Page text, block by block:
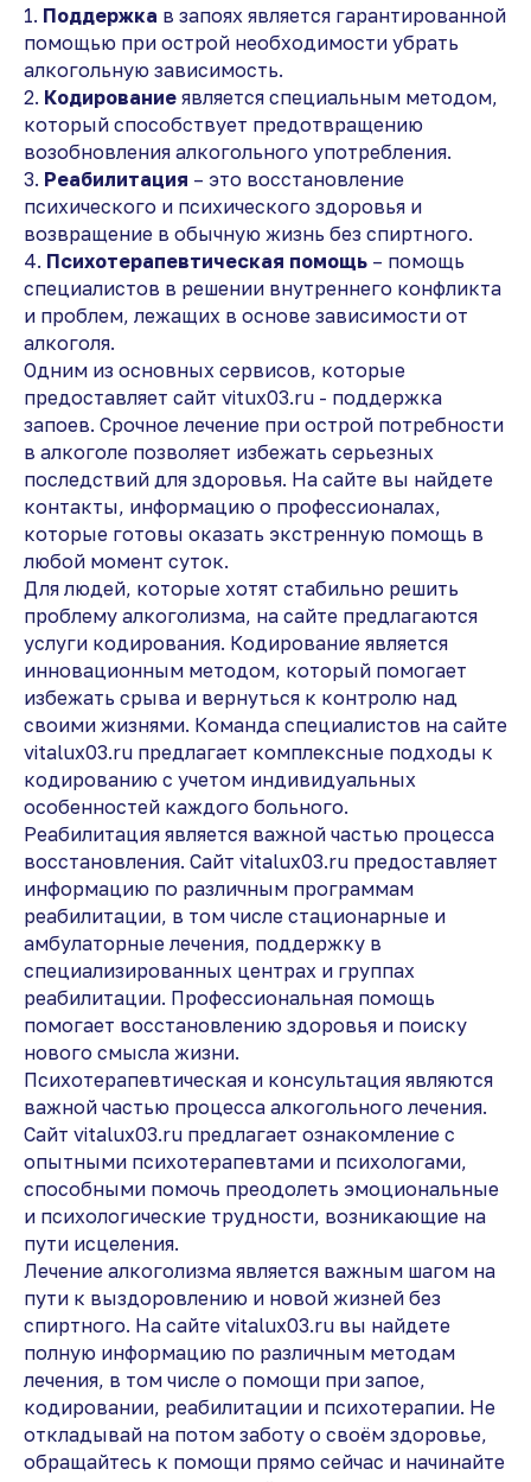
1. Поддержка в запоях является гарантированной
помощью при острой необходимости убрать
алкогольную зависимость.
2. Кодирование является специальным методом,
который способствует предотвращению
возобновления алкогольного употребления.
3. Реабилитация – это восстановление
психического и психического здоровья и
возвращение в обычную жизнь без спиртного.
4. Психотерапевтическая помощь – помощь
специалистов в решении внутреннего конфликта
и проблем, лежащих в основе зависимости от
алкоголя.
Одним из основных сервисов, которые
предоставляет сайт vitux03.ru - поддержка
запоев. Срочное лечение при острой потребности
в алкоголе позволяет избежать серьезных
последствий для здоровья. На сайте вы найдете
контакты, информацию о профессионалах,
которые готовы оказать экстренную помощь в
любой момент суток.
Для людей, которые хотят стабильно решить
проблему алкоголизма, на сайте предлагаются
услуги кодирования. Кодирование является
инновационным методом, который помогает
избежать срыва и вернуться к контролю над
своими жизнями. Команда специалистов на сайте
vitalux03.ru предлагает комплексные подходы к
кодированию с учетом индивидуальных
особенностей каждого больного.
Реабилитация является важной частью процесса
восстановления. Сайт vitalux03.ru предоставляет
информацию по различным программам
реабилитации, в том числе стационарные и
амбулаторные лечения, поддержку в
специализированных центрах и группах
реабилитации. Профессиональная помощь
помогает восстановлению здоровья и поиску
нового смысла жизни.
Психотерапевтическая и консультация являются
важной частью процесса алкогольного лечения.
Сайт vitalux03.ru предлагает ознакомление с
опытными психотерапевтами и психологами,
способными помочь преодолеть эмоциональные
и психологические трудности, возникающие на
пути исцеления.
Лечение алкоголизма является важным шагом на
пути к выздоровлению и новой жизней без
спиртного. На сайте vitalux03.ru вы найдете
полную информацию по различным методам
лечения, в том числе о помощи при запое,
кодировании, реабилитации и психотерапии. Не
откладывай на потом заботу о своём здоровье,
обращайтесь к помощи прямо сейчас и начинайте